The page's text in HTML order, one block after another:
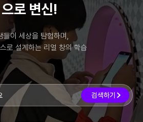
으로 변신!
들이 세상을 탐험하며,
로 설계하는 리얼 창의 학습
검색하기